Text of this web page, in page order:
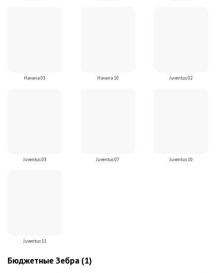
Havana 03 Havana 10 Juventus 02
Juventus 03 Juventus 07 Juventus 10
Juventus 11
Бюджетные Зебра (1)